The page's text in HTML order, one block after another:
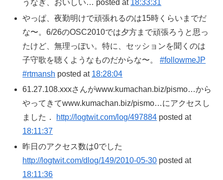
うなぎ、おいしい… posted at 18:33:31
やっぱ、夜勤明けで頑張れるのは15時くらいまでだ
な〜。6/26のOSC2010では夕方まで頑張ろうと思っ
たけど、無理っぽい。特に、セッションを聞くのは
子守歌を聴くようなものだからな〜。#followmeJP
#rtmansh posted at 18:28:04
61.27.108.xxxさんがwww.kumachan.biz/pismo…から
やってきてwww.kumachan.biz/pismo…にアクセスし
ました．
http://logtwit.com/log/497884 posted at
18:11:37
昨日のアクセス数は0でした
http://logtwit.com/dlog/149/2010-05-30 posted at
18:11:36